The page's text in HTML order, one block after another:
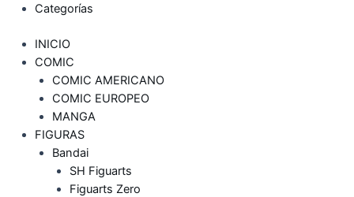
Categorías
INICIO
COMIC
COMIC AMERICANO
COMIC EUROPEO
MANGA
FIGURAS
Bandai
SH Figuarts
Figuarts Zero